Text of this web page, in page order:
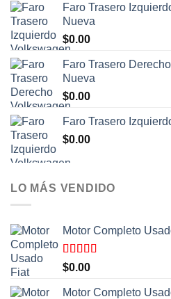
Faro Trasero
Nueva
$0.00
Faro Trasero
Nueva
$0.00
Faro Trasero
$0.00
LO MÁS VENDIDO
Motor Completo
Valorado
con
de 5
$0.00
Motor Completo